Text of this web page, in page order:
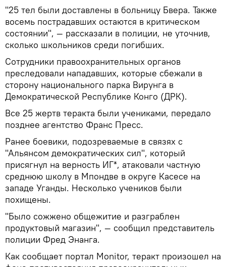
"25 тел были доставлены в больницу Бвера. Также
восемь пострадавших остаются в критическом
состоянии", — рассказали в полиции, не уточнив,
сколько школьников среди погибших.
Сотрудники правоохранительных органов
преследовали нападавших, которые сбежали в
сторону национального парка Вирунга в
Демократической Республике Конго (ДРК).
Все 25 жертв теракта были учениками, передало
позднее агентство Франс Пресс.
Ранее боевики, подозреваемые в связях с
"Альянсом демократических сил", который
присягнул на верность ИГ*, атаковали частную
среднюю школу в Мпондве в округе Касесе на
западе Уганды. Несколько учеников были
похищены.
"Было сожжено общежитие и разграблен
продуктовый магазин", — сообщил представитель
полиции Фред Энанга.
Как сообщает портал Monitor, теракт произошел на